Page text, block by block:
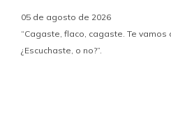
05 de agosto de 2026
“Cagaste, flaco, cagaste. Te vamos
¿Escuchaste, o no?”.